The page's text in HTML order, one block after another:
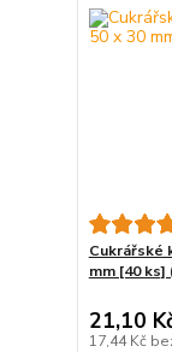
Cukrářské
mm [40 ks]
21,10
17,44 Kč